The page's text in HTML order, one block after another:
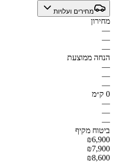
מחירים ועלויות
מחירון
—
—
—
הנחה ממוצעת
—
—
—
0 ק״מ
—
—
—
ביטוח מקיף
₪6,900
₪7,900
₪8,600